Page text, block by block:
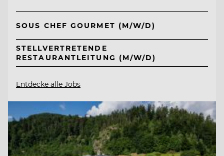
SOUS CHEF GOURMET (M/W/D)
STELLVERTRETENDE
RESTAURANTLEITUNG (M/W/D)
Entdecke alle Jobs